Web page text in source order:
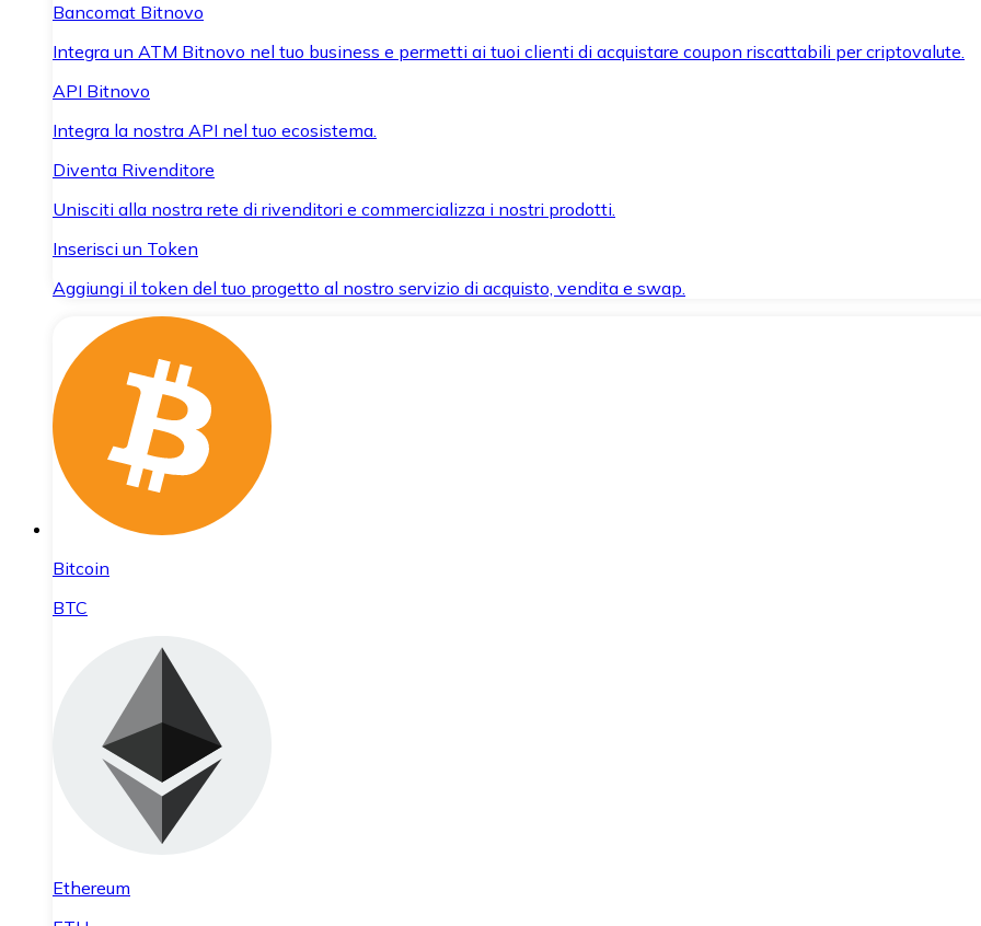
Bancomat Bitnovo
Integra un ATM Bitnovo nel tuo business e permetti ai tuoi clienti di acquistare coupon riscattabili per criptovalute.
API Bitnovo
Integra la nostra API nel tuo ecosistema.
Diventa Rivenditore
Unisciti alla nostra rete di rivenditori e commercializza i nostri prodotti.
Inserisci un Token
Aggiungi il token del tuo progetto al nostro servizio di acquisto, vendita e swap.
Bitcoin
BTC
Ethereum